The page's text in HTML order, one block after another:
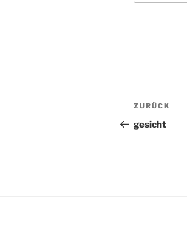
Vorheriger
Beitrag
ZURÜCK
gesicht